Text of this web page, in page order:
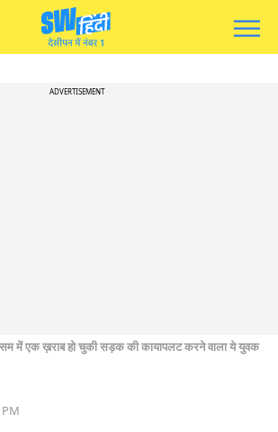
ADVERTISEMENT
में एक ख़राब हो चुकी सड़क की कायापलट करने वाला ये युवक